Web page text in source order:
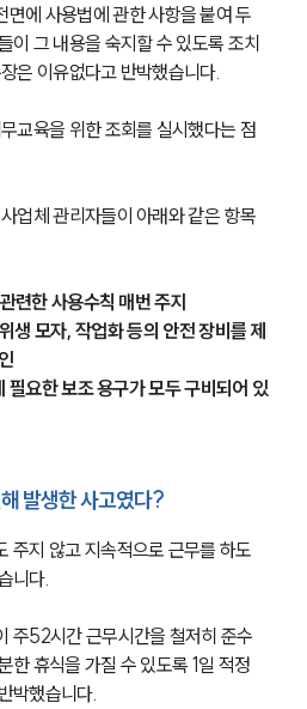
면에 사용법에 관한 사항을 붙여 두
이 그 내용을 숙지할 수 있도록 조치
은 이유없다고 반박했습니다.
교육을 위한 조회를 실시했다는 점
업체 관리자들이 아래와 같은 항목
련한 사용수칙 매번 주지
생 모자, 작업화 등의 안전 장비를 제
필요한 보조 용구가 모두 구비되어 있
발생한 사고였다?
주지 않고 지속적으로 근무를 하도
니다.
주52시간 근무시간을 철저히 준수
한 휴식을 가질 수 있도록 1일 적정
박했습니다.